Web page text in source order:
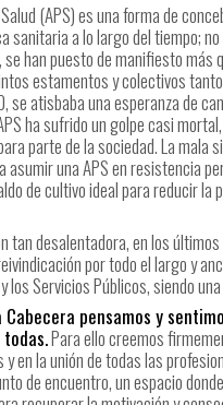
(APS) es una forma de
sanitaria a lo largo del tiempo;
han puesto de manifiesto
estamentos y colectivos
se atisbaba una esperanza de
ha sufrido un golpe casi
parte de la sociedad. La
una APS en resistencia
de cultivo ideal para reducir
tan desalentadora, en los
por todo el largo y
los Servicios Públicos, siendo
pensamos y
Para ello creemos
en la unión de todas las
de encuentro, un espacio